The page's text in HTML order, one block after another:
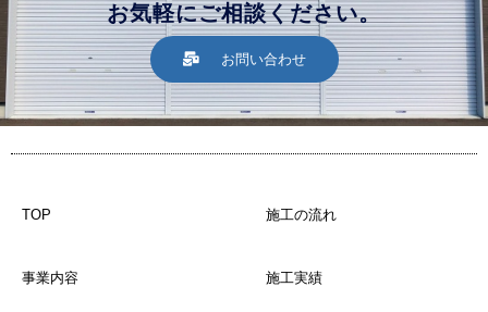
お気軽にご相談ください。
お問い合わせ
TOP
事業内容
施工の流れ
施工実績